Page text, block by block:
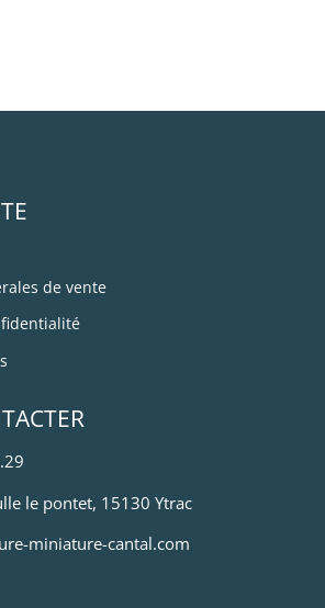
de vente
le pontet, 15130 Ytrac
miniature-cantal.com